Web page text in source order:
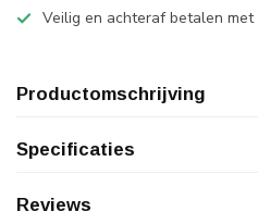
Veilig en achteraf betalen met
Productomschrijving
Specificaties
Reviews